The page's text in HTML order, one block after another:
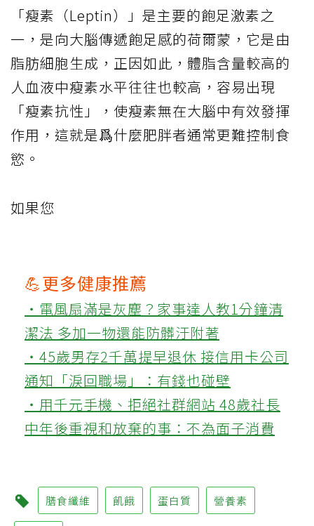
「瘦素（Leptin）」是主要的飽足激素之
一，是向大腦傳遞飽足感的荷爾蒙，它是由
脂肪細胞生成，正因如此，體脂含量較高的
人血液中瘦素水平往往也較高，容易出現
「瘦素抗性」，使瘦素無在大腦中有效發揮
作用，這就是爲什麼肥胖者通常更難控制食
慾。
如果您
💪更多健康推薦
‧電風扇滿是灰塵？家事達人教1分鐘清
潔法 多加一物還能防髒汙附著
‧45歲男存2千萬提早退休 接信用卡公司
通知「淚回職場」：有錢也碰壁
‧用千元手機、拒絕社群網站 48歲社長
中年後重視和放棄的事：不為面子消費
膳食纖維 飢餓 蛋白質 營養素